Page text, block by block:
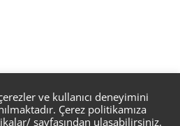
ve kullanıcı deneyimini
Çerez politikamıza
sayfasından ulaşabilirsiniz.